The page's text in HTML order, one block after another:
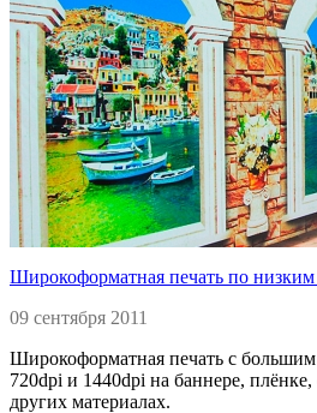
Широкоформатная печать по
09 сентября 2011
Широкоформатная печать с
720dpi и 1440dpi на баннере,
других материалах.